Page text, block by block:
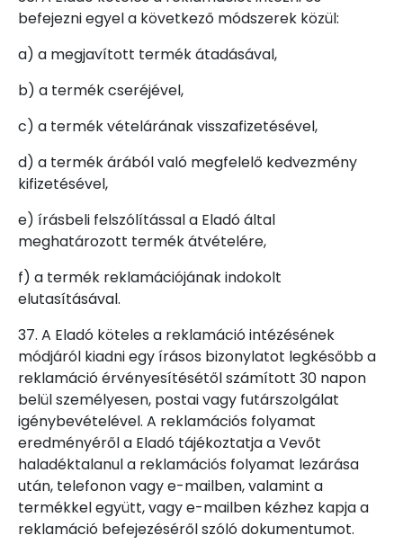
befejezni egyel a következő módszerek közül:
a) a megjavított termék átadásával,
b) a termék cseréjével,
c) a termék vételárának visszafizetésével,
d) a termék árából való megfelelő kedvezmény
kifizetésével,
e) írásbeli felszólítással a Eladó által
meghatározott termék átvételére,
f) a termék reklamációjának indokolt
elutasításával.
37. A Eladó köteles a reklamáció intézésének
módjáról kiadni egy írásos bizonylatot legkésőbb a
reklamáció érvényesítésétől számított 30 napon
belül személyesen, postai vagy futárszolgálat
igénybevételével. A reklamációs folyamat
eredményéről a Eladó tájékoztatja a Vevőt
haladéktalanul a reklamációs folyamat lezárása
után, telefonon vagy e-mailben, valamint a
termékkel együtt, vagy e-mailben kézhez kapja a
reklamáció befejezéséről szóló dokumentumot.